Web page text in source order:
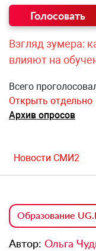
Взгляд зумера:
влияют на
Всего
Открыть отдельно
Архив опросов
Новости СМИ2
Образование
Автор: Ольга